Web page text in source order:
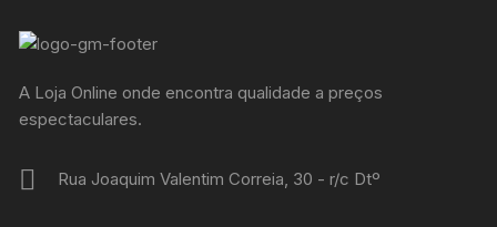
A Loja Online onde encontra qualidade a preços
espectaculares.
Rua Joaquim Valentim Correia, 30 - r/c Dtº